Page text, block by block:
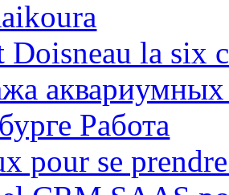
Doisneau la six
аквариумных
Работа
pour se